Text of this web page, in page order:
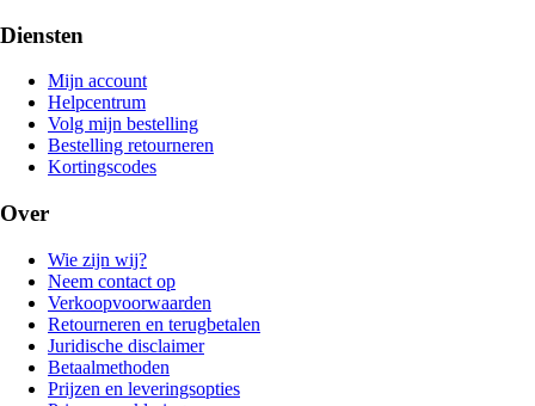
Diensten
Mijn account
Helpcentrum
Volg mijn bestelling
Bestelling retourneren
Kortingscodes
Over
Wie zijn wij?
Neem contact op
Verkoopvoorwaarden
Retourneren en terugbetalen
Juridische disclaimer
Betaalmethoden
Prijzen en leveringsopties